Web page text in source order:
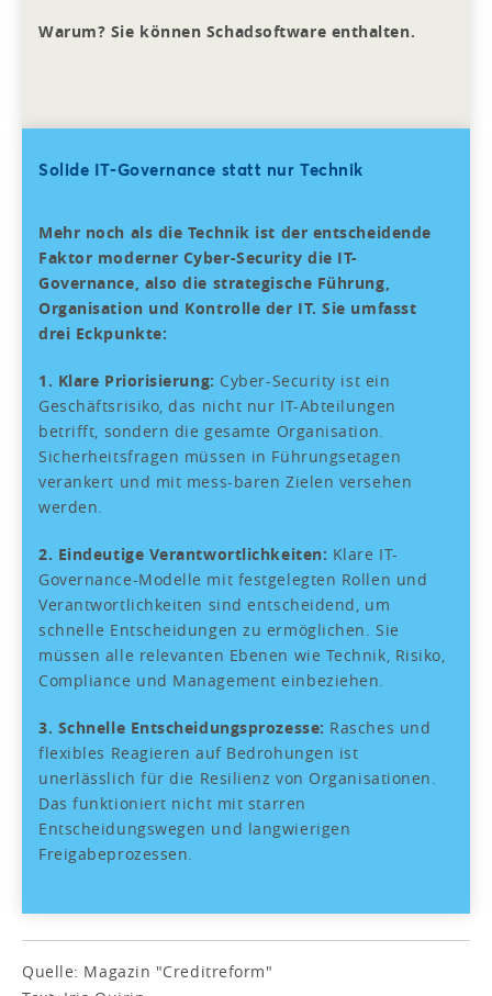
Warum? Sie können Schadsoftware enthalten.
Solide IT-Governance statt nur Technik
Mehr noch als die Technik ist der entscheidende
Faktor moderner Cyber-Security die IT-
Governance, also die strategische Führung,
Organisation und Kontrolle der IT. Sie umfasst
drei Eckpunkte:
1. Klare Priorisierung: Cyber-Security ist ein
Geschäftsrisiko, das nicht nur IT-Abteilungen
betrifft, sondern die gesamte Organisation.
Sicherheitsfragen müssen in Führungsetagen
verankert und mit mess-baren Zielen versehen
werden.
2. Eindeutige Verantwortlichkeiten: Klare IT-
Governance-Modelle mit festgelegten Rollen und
Verantwortlich­keiten sind entscheidend, um
schnelle Entscheidungen zu ermöglichen. Sie
müssen alle relevanten Ebenen wie Technik, Risiko,
Compliance und Management einbeziehen.
3. Schnelle Entscheidungsprozesse: Rasches und
flexibles Reagieren auf Bedrohungen ist
unerlässlich für die Resilienz von Organisationen.
Das funktioniert nicht mit starren
Entscheidungswegen und langwierigen
Freigabeprozessen.
Quelle: Magazin "Creditreform"